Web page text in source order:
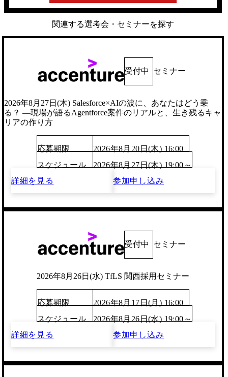
関連する選考会・セミナーを探す
受付中 セミナー
2026年8月27日(木) Salesforce×AIの波に、あなたはどう乗
る？ ―現場が語るAgentforce案件のリアルと、生き残るキャ
リアの作り方
応募期限
2026年8月20日(木) 16:00
スケジュール
2026年8月27日(木) 19:00～
詳細を見る
参加申し込み
受付中 セミナー
2026年8月26日(水) TfLS 関西採用セミナー
応募期限
2026年8月17日(月) 16:00
スケジュール
2026年8月26日(水) 19:00～
詳細を見る
参加申し込み